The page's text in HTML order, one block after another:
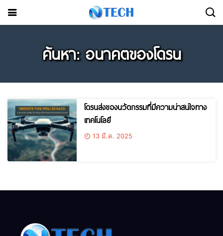
ค้นหา: อนาคตของโดรน
โดรนส่งของนวัตกรรมที่มีความน่าสนใจทาง
เทคโนโลยี
13 มี.ค. 2025